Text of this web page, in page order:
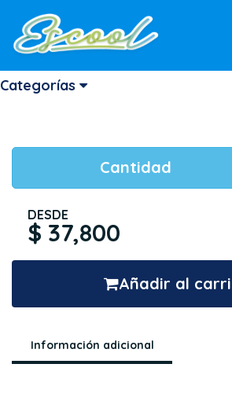
Categorías
Productos
NEWPORT
OSO NEWPORT
REF: 847_NPSINS200055
Cantidad
DESDE
$ 37,800
Añadir al
Información adicional